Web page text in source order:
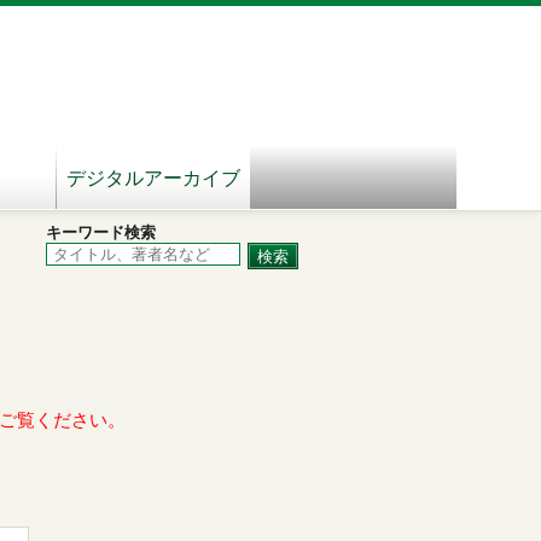
デジタルアーカイブ
キーワード検索
覧ください。